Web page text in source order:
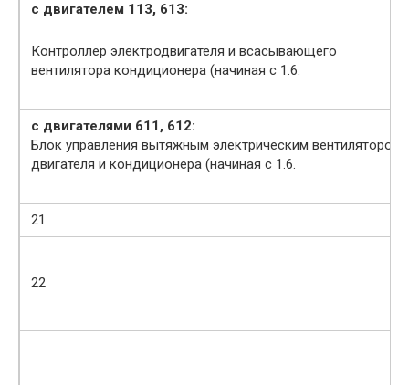
с двигателем 113, 613:
Контроллер электродвигателя и всасывающего
вентилятора кондиционера (начиная с 1.6.
с двигателями 611, 612:
Блок управления вытяжным электрическим вентилятором
двигателя и кондиционера (начиная с 1.6.
21
22